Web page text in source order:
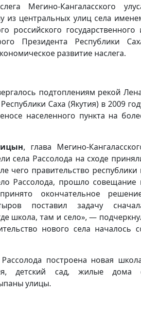
Мегино-Кангаласского
из центральных улиц села
российского государственного
Президента Республики
развитие наслега.
подтоплениям рекой
Саха (Якутия) в 2009
населенного пункта на
, глава Мегино-
села Рассолода на сходе
чего правительство республики
Рассолода, прошло совещание
окончательное
поставил задачу
школа, там и село», —
нового села началось
построена новая
детский сад, жилые дома
улицы.